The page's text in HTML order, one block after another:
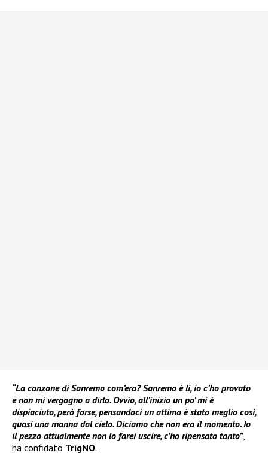
“La canzone di Sanremo com’era? Sanremo è lì, io c’ho provato
e non mi vergogno a dirlo. Ovvio, all’inizio un po’ mi è
dispiaciuto, però forse, pensandoci un attimo è stato meglio così,
quasi una manna dal cielo. Diciamo che non era il momento. Io
il pezzo attualmente non lo farei uscire, c’ho ripensato tanto”,
ha confidato TrigNO.